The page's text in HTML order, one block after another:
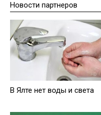
Новости партнеров
В Ялте нет воды и света